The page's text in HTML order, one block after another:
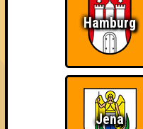
Klopf Klopf
Errungenschaften
Kleiner Hinweis: bei uns
verlieren, trotzdem auf
schließlich verdient!
Errungenschaften für den 1.
Hamburg
Jena